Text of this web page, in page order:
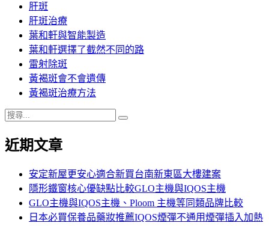
肝斑
肝斑治療
葉和軒與智能製造
葉和軒選擇了截然不同的路
雷射除斑
黃褐斑會不會遺傳
黃褐斑治療方法
搜
關
近期文章
安定新屋更安心適合新買台南新東區大樓建案
隱形鐵窗核心優缺點比較GLO主機與IQOS主機
GLO主機與IQOS主機、Ploom 主機等同類品牌比較
日本必買保養品藥妝推薦IQOS煙彈不通用煙彈插入加熱